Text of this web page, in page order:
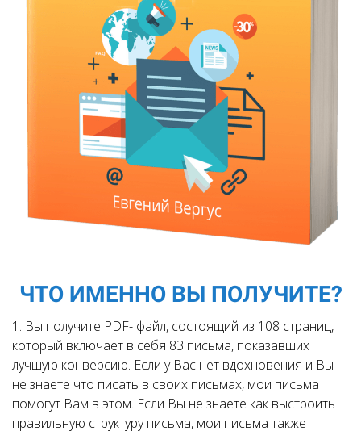
ЧТО ИМЕННО ВЫ ПОЛУЧИТЕ?
1. Вы получите PDF- файл, состоящий из 108 страниц,
который включает в себя 83 письма, показавших
лучшую конверсию. Если у Вас нет вдохновения и Вы
не знаете что писать в своих письмах, мои письма
помогут Вам в этом. Если Вы не знаете как выстроить
правильную структуру письма, мои письма также